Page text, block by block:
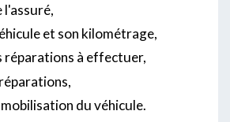
et son kilométrage,
réparations à effectuer,
du véhicule.